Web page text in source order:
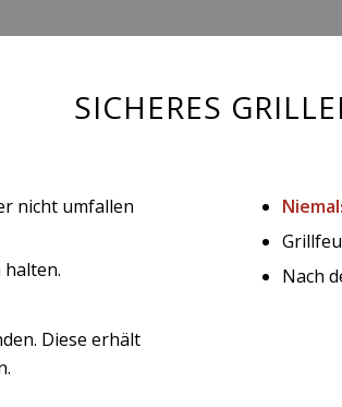
SICHERES
nicht umfallen
Diese erhält
Nach